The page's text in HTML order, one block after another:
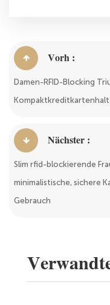
Vorh :
Damen-RFID-Blocking
Nächster :
Slim rfid-blockierende
minimalistische, sichere
Gebrauch